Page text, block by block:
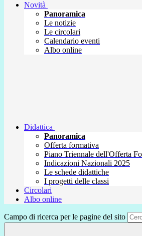
Novità
Panoramica
Le notizie
Le circolari
Calendario eventi
Albo online
Didattica
Panoramica
Offerta formativa
Piano Triennale dell'Offerta
Indicazioni Nazionali 2025
Le schede didattiche
I progetti delle classi
Circolari
Albo online
Campo di ricerca per le pagine del sito